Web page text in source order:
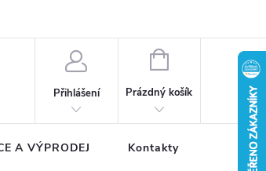
Přihlášení
NÁKUPNÍ
Prázdný košík
A VÝPRODEJ Kontakty